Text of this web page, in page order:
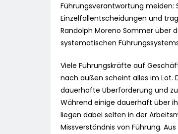
Führungsverantwortung meiden:
Einzelfallentscheidungen und
Randolph Moreno Sommer über
systematischen
Viele Führungskräfte auf
nach außen scheint alles im Lot.
dauerhafte Überforderung und
Während einige dauerhaft über
liegen dabei selten in der
Missverständnis von Führung.